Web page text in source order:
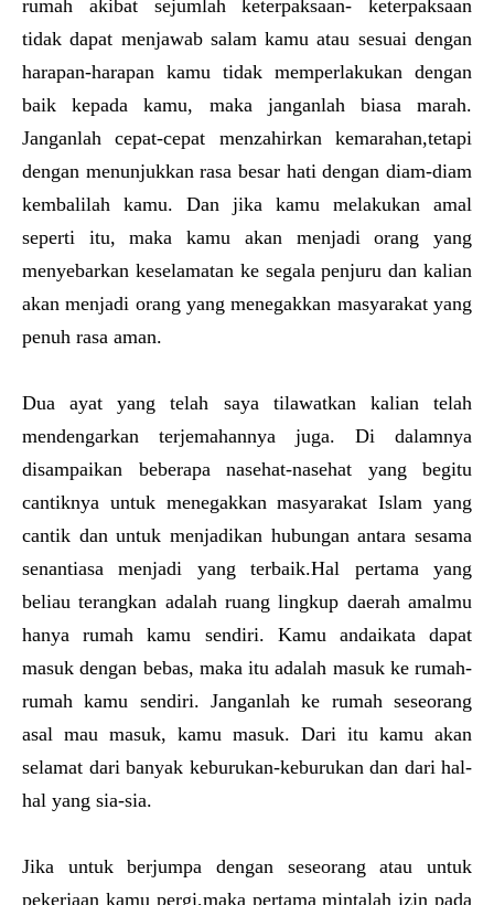
rumah akibat sejumlah keterpaksaan- keterpaksaan
tidak dapat menjawab salam kamu atau sesuai dengan
harapan-harapan kamu tidak memperlakukan dengan
baik kepada kamu, maka janganlah biasa marah.
Janganlah cepat-cepat menzahirkan kemarahan,tetapi
dengan menunjukkan rasa besar hati dengan diam-diam
kembalilah kamu. Dan jika kamu melakukan amal
seperti itu, maka kamu akan menjadi orang yang
menyebarkan keselamatan ke segala penjuru dan kalian
akan menjadi orang yang menegakkan masyarakat yang
penuh rasa aman.
Dua ayat yang telah saya tilawatkan kalian telah
mendengarkan terjemahannya juga. Di dalamnya
disampaikan beberapa nasehat-nasehat yang begitu
cantiknya untuk menegakkan masyarakat Islam yang
cantik dan untuk menjadikan hubungan antara sesama
senantiasa menjadi yang terbaik.Hal pertama yang
beliau terangkan adalah ruang lingkup daerah amalmu
hanya rumah kamu sendiri. Kamu andaikata dapat
masuk dengan bebas, maka itu adalah masuk ke rumah-
rumah kamu sendiri. Janganlah ke rumah seseorang
asal mau masuk, kamu masuk. Dari itu kamu akan
selamat dari banyak keburukan-keburukan dan dari hal-
hal yang sia-sia.
Jika untuk berjumpa dengan seseorang atau untuk
pekerjaan kamu pergi,maka pertama mintalah izin pada